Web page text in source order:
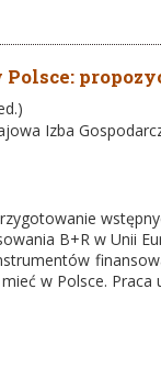
Izba
B+R w Unii
w Polsce.